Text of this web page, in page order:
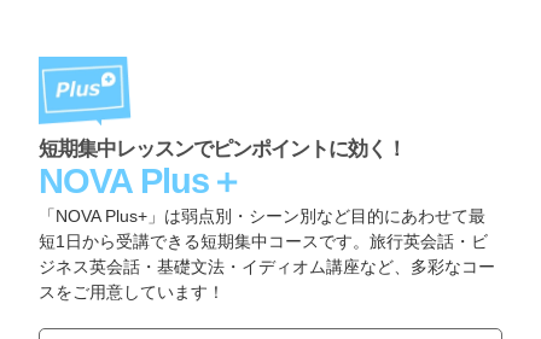
短期集中レッスンでピンポイントに効く！
NOVA Plus＋
「NOVA Plus+」は弱点別・シーン別など目的にあわせて最
短1日から受講できる短期集中コースです。旅行英会話・ビ
ジネス英会話・基礎文法・イディオム講座など、多彩なコー
スをご用意しています！